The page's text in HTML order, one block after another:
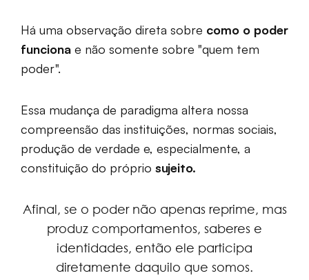
Há uma observação direta sobre como o poder
funciona e não somente sobre "quem tem
poder".
Essa mudança de paradigma altera nossa
compreensão das instituições, normas sociais,
produção de verdade e, especialmente, a
constituição do próprio sujeito.
Afinal, se o poder não apenas reprime, mas
produz comportamentos, saberes e
identidades, então ele participa
diretamente daquilo que somos.